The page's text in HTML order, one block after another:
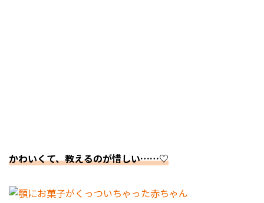
かわいくて、教えるのが惜しい……♡